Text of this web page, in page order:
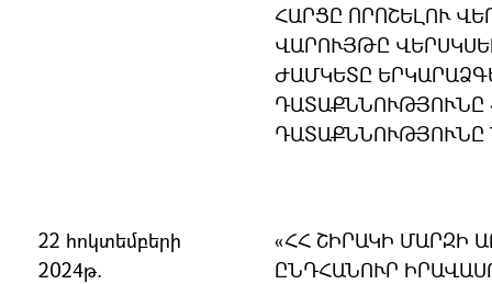
ՀԱՐՑԸ ՈՐՈՇԵԼՈՒ
ՎԱՐՈՒՅԹԸ
ԺԱՄԿԵՏԸ
ԴԱՏԱՔՆՆՈՒԹՅՈՒՆԸ
ԴԱՏԱՔՆՆՈՒԹՅՈՒՆԸ
22 հոկտեմբերի
2024թ.
ՀՀ ՇԻՐԱԿԻ ՄԱՐԶԻ
ԸՆԴՀԱՆՈՒՐ